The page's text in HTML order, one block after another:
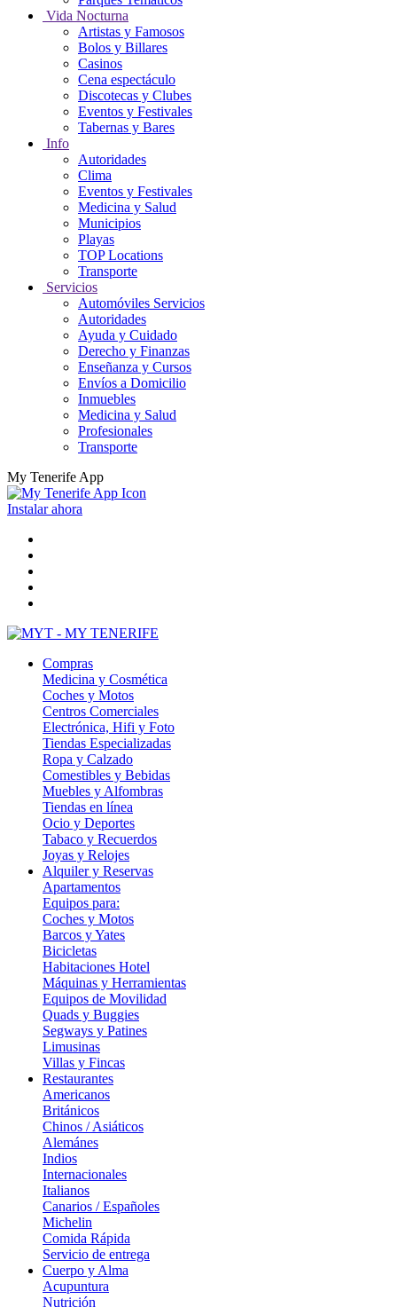
Vida Nocturna
Artistas y Famosos
Bolos y Billares
Casinos
Cena espectáculo
Discotecas y Clubes
Eventos y Festivales
Tabernas y Bares
Info
Autoridades
Clima
Eventos y Festivales
Medicina y Salud
Municipios
Playas
TOP Locations
Transporte
Servicios
Automóviles Servicios
Autoridades
Ayuda y Cuidado
Derecho y Finanzas
Enseñanza y Cursos
Envíos a Domicilio
Inmuebles
Medicina y Salud
Profesionales
Transporte
My Tenerife App
Instalar ahora
Compras
Medicina y Cosmética
Coches y Motos
Centros Comerciales
Electrónica, Hifi y Foto
Tiendas Especializadas
Ropa y Calzado
Comestibles y Bebidas
Muebles y Alfombras
Tiendas en línea
Ocio y Deportes
Tabaco y Recuerdos
Joyas y Relojes
Alquiler y Reservas
Apartamentos
Equipos para:
Coches y Motos
Barcos y Yates
Bicicletas
Habitaciones Hotel
Máquinas y Herramientas
Equipos de Movilidad
Quads y Buggies
Segways y Patines
Limusinas
Villas y Fincas
Restaurantes
Americanos
Británicos
Chinos / Asiáticos
Alemánes
Indios
Internacionales
Italianos
Canarios / Españoles
Michelin
Comida Rápida
Servicio de entrega
Cuerpo y Alma
Acupuntura
Nutrición